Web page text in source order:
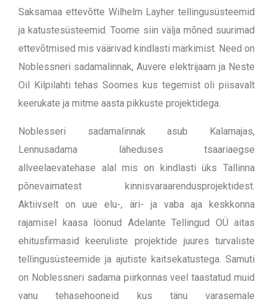
Saksamaa ettevõtte Wilhelm Layher tellingusüsteemid
ja katustesüsteemid. Toome siin välja mõned suurimad
ettevõtmised mis väärivad kindlasti märkimist. Need on
Noblessneri sadamalinnak, Auvere elektrijaam ja Neste
Oil Kilpilahti tehas Soomes kus tegemist oli piisavalt
keerukate ja mitme aasta pikkuste projektidega.
Noblesseri sadamalinnak asub Kalamajas,
Lennusadama läheduses tsaariaegse
allveelaevatehase alal mis on kindlasti üks Tallinna
põnevaimatest kinnisvaraarendusprojektidest.
Aktiivselt on uue elu-, äri- ja vaba aja keskkonna
rajamisel kaasa löönud Adelante Tellingud OÜ aitas
ehitusfirmasid keeruliste projektide juures turvaliste
tellingusüsteemide ja ajutiste kaitsekatustega. Samuti
on Noblessneri sadama piirkonnas veel taastatud muid
vanu tehasehooneid kus tänu varasemale